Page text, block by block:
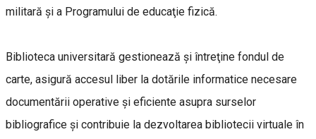
militară şi a Programului de educaţie fizică.
Biblioteca universitară gestionează şi întreţine fondul de
carte, asigură accesul liber la dotările informatice necesare
documentării operative şi eficiente asupra surselor
bibliografice şi contribuie la dezvoltarea bibliotecii virtuale în